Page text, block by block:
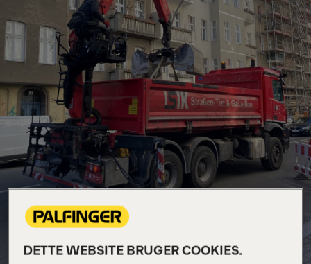
DETTE WEBSITE BRUGER COOKIES.